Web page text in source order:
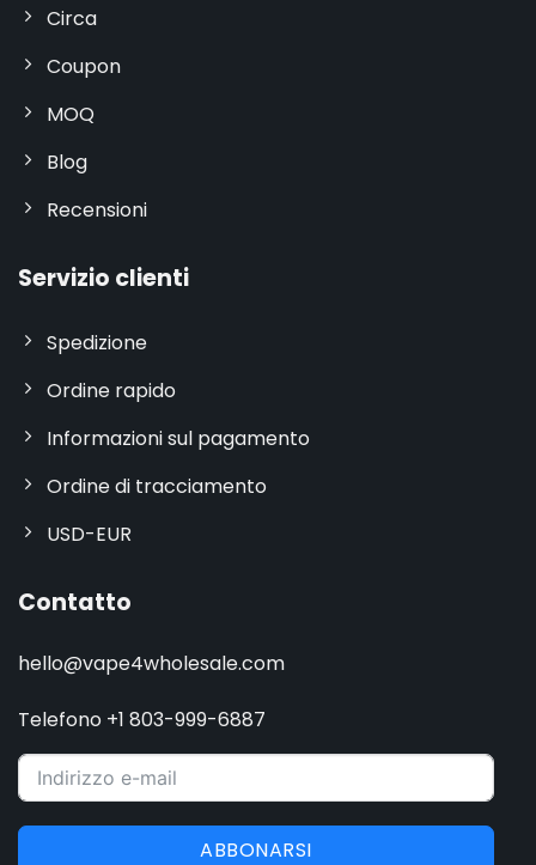
Circa
Coupon
MOQ
Blog
Recensioni
Servizio clienti
Spedizione
Ordine rapido
Informazioni sul pagamento
Ordine di tracciamento
USD-EUR
Contatto
hello@vape4wholesale.com
Telefono +1 803-999-6887
ABBONARSI